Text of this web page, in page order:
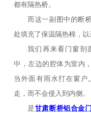
都有隔热桥。
而这一副图中的断
处填充了保温隔热棉，以
我们再来看门窗剖
中，左边的腔体为室内
当外面有雨水打在窗
走，而不会侵入到内侧。
是甘肃 断桥铝合金